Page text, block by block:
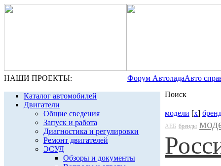
НАШИ ПРОЕКТЫ: Форум АвтоладаАвто
Каталог автомобилей
Двигатели
Общие сведения
Запуск и работа
Диагностика и регулировки
Ремонт двигателей
ЭСУД
Обзоры и документы
Поиск
модели [x]
АЕБ бренды